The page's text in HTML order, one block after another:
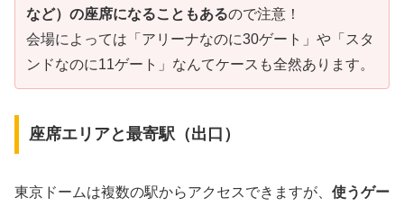
など）の座席になることもあるので注意！
会場によっては「アリーナなのに30ゲート」や「スタ
ンドなのに11ゲート」なんてケースも全然あります。
座席エリアと最寄駅（出口）
東京ドームは複数の駅からアクセスできますが、 使うゲー